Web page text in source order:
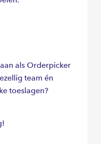
als Orderpicker
team én
toeslagen?